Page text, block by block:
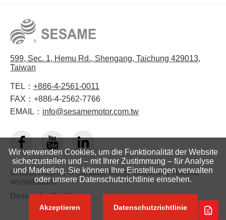
Wir verwenden Cookies, um die Funktionalität der Website
sicherzustellen und – mit Ihrer Zustimmung – für Analyse
und Marketing. Sie können Ihre Einstellungen verwalten
oder unsere Datenschutzrichtlinie einsehen.
Akzeptieren Datenschutzrichtlinie
599, Sec. 1, Hemu Rd., Shengang, Taichung 429013,
Taiwan
TEL： +886-4-2561-0011
FAX： +886-4-2562-7766
EMAIL： info@sesamemotor.com.tw
Urheberrechte © Sesame Motor Corp. Alle Rechte
vorbehalten.
Design byDa-Vinci